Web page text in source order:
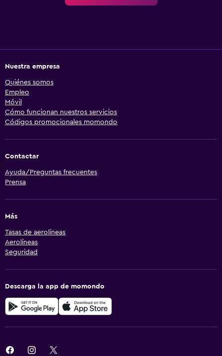
Nuestra empresa
Quiénes somos
Empleo
Móvil
Cómo funcionan nuestros servicios
Códigos promocionales momondo
Contactar
Ayuda/Preguntas frecuentes
Prensa
Más
Tasas de aerolíneas
Aerolíneas
Seguridad
Descarga la app de momondo